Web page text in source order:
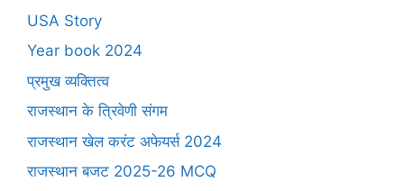
USA Story
Year book 2024
प्रमुख व्यक्तित्व
राजस्थान के त्रिवेणी संगम
राजस्थान खेल करंट अफेयर्स 2024
राजस्थान बजट 2025-26 MCQ